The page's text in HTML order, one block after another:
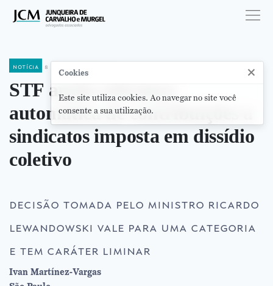
notícia 8 de outubro de 2019
STF anula cobrança
automática de contribuições a
sindicatos imposta em dissídio
coletivo
decisão tomada pelo ministro ricardo
lewandowski vale para uma categoria
e tem caráter liminar
Ivan Martínez-Vargas
Cookies ×
Este site utiliza cookies. Ao navegar no site você
consente a sua utilização.